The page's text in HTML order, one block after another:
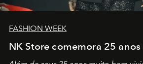
FASHION WEEK
NK Store comemora 25